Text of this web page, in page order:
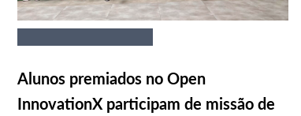
Alunos premiados no Open
InnovationX participam de missão de